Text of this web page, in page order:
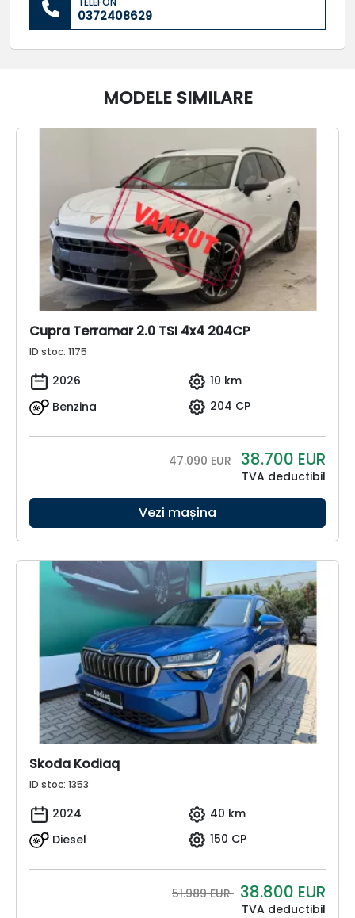
0372408629
MODELE SIMILARE
Cupra Terramar 2.0 TSI 4x4 204CP
ID stoc: 1175
2026
10 km
Benzina
204 CP
47.090 EUR 38.700 EUR
TVA deductibil
Vezi mașina
Skoda Kodiaq
ID stoc: 1353
2024
40 km
Diesel
150 CP
51.989 EUR 38.800 EUR
TVA deductibil